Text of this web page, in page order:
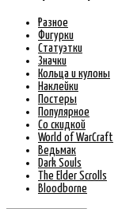
Разное
Фигурки
Статуэтки
Значки
Кольца и кулоны
Наклейки
Постеры
Популярное
Со скидкой
World of WarCraft
Ведьмак
Dark Souls
The Elder Scrolls
Bloodborne